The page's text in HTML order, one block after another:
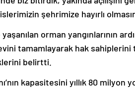
şehrimize hayırlı
tamamlayarak hak sahiplerini
belirtti.